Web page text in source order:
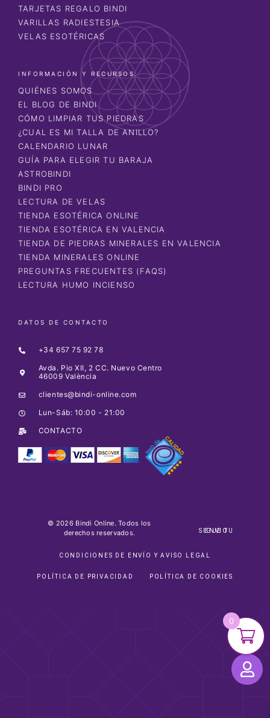
TARJETAS REGALO BINDI
VARILLAS RADIESTESIA
VELAS ESOTÉRICAS
INFORMACIÓN Y RECURSOS
QUIÉNES SOMOS
EL BLOG DE BINDI
CÓMO LIMPIAR TUS PIEDRAS
¿CUAL ES MI TALLA DE ANILLO?
CALENDARIO LUNAR
GUÍA PARA ELEGIR TU BARAJA
ASTROBINDI
BINDI PRO
LECTURA DE VELAS
TIENDA ESOTÉRICA ONLINE
TIENDA ESOTÉRICA EN VALENCIA
TIENDA DE PIEDRAS MINERALES EN VALENCIA
TIENDA MINERALES ONLINE
PREGUNTAS FRECUENTES (FAQS)
LECTURA HUMO INCIENSO
DATOS DE CONTACTO
+34 657 75 92 78
Avda. Pio XII, 2 CC. Nuevo Centro
46009 València
clientes@bindi-online.com
Lun-Sáb: 10:00 - 21:00
CONTACTO
© 2026 Bindi Online. Todos los
derechos reservados.
SIGUE TU ENVIO
CONDICIONES DE ENVÍO Y AVISO LEGAL
POLÍTICA DE PRIVACIDAD POLÍTICA DE COOKIES
0